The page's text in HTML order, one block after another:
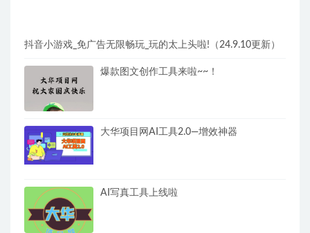
抖音小游戏_免广告无限畅玩_玩的太上头啦!（24.9.10更新）
爆款图文创作工具来啦~~！
大华项目网AI工具2.0—增效神器
AI写真工具上线啦